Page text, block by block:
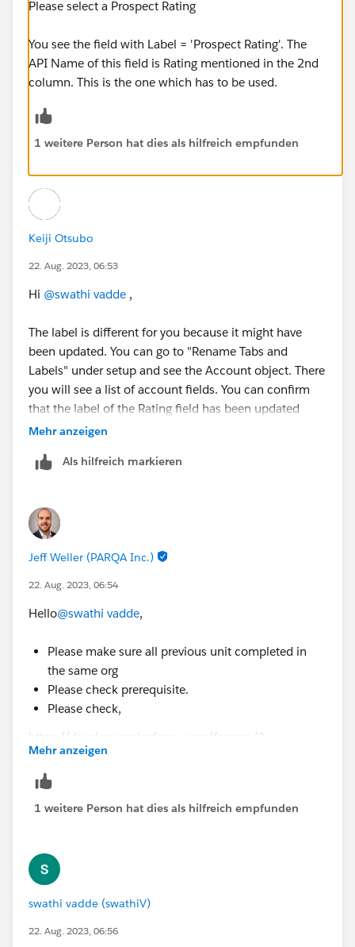
Please select a Prospect Rating
You see the field with Label = 'Prospect Rating'. The
API Name of this field is Rating mentioned in the 2nd
column. This is the one which has to be used.
1 weitere Person hat dies als hilfreich empfunden
Keiji Otsubo
22. Aug. 2023, 06:53
Hi @swathi vadde ,
The label is different for you because it might have
been updated. You can go to "Rename Tabs and
Labels" under setup and see the Account object. There
you will see a list of account fields. You can confirm
that the label of the Rating field has been updated
there.
Mehr anzeigen
Als hilfreich markieren
Jeff Weller (PARQA Inc.)
22. Aug. 2023, 06:54
Hello@swathi vadde,
Please make sure all previous unit completed in
the same org
Please check prerequisite.
Please check,
https://developer.salesforce.com/forums/?
id=9060G000000I462QAC
Mehr anzeigen
1 weitere Person hat dies als hilfreich empfunden
swathi vadde (swathiV)
22. Aug. 2023, 06:56